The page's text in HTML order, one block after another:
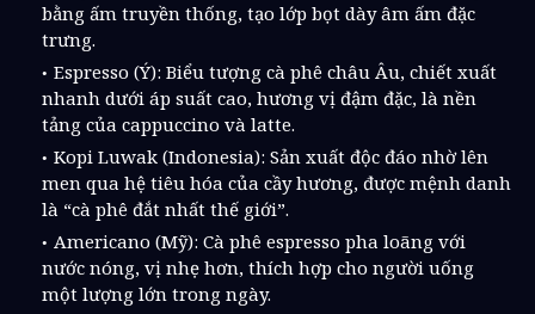
bằng ấm truyền thống, tạo lớp bọt dày âm ấm đặc
trưng.
Espresso (Ý): Biểu tượng cà phê châu Âu, chiết xuất
nhanh dưới áp suất cao, hương vị đậm đặc, là nền
tảng của cappuccino và latte.
Kopi Luwak (Indonesia): Sản xuất độc đáo nhờ lên
men qua hệ tiêu hóa của cầy hương, được mệnh danh
là “cà phê đắt nhất thế giới”.
Americano (Mỹ): Cà phê espresso pha loãng với
nước nóng, vị nhẹ hơn, thích hợp cho người uống
một lượng lớn trong ngày.